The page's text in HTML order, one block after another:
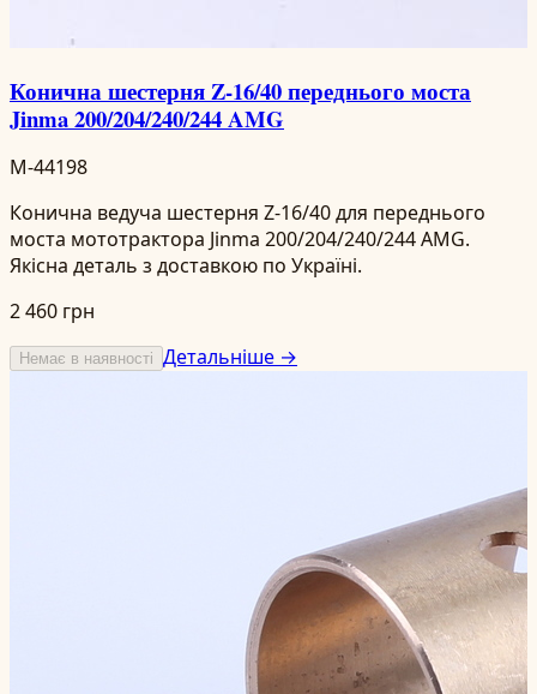
Конична шестерня Z-16/40 переднього моста
Jinma 200/204/240/244 AMG
M-44198
Конична ведуча шестерня Z-16/40 для переднього
моста мототрактора Jinma 200/204/240/244 AMG.
Якісна деталь з доставкою по Україні.
2 460 грн
Немає в наявності Детальніше →